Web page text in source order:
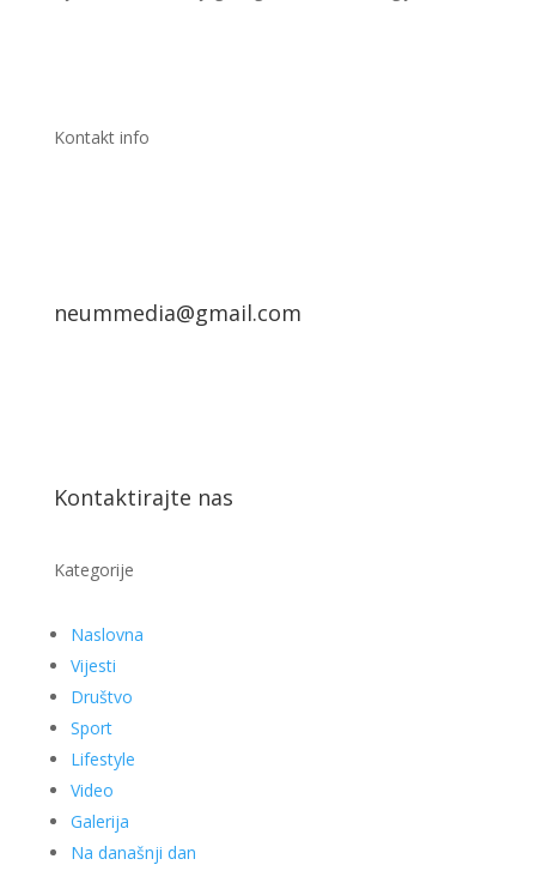
Kontakt info
neummedia@gmail.com
Kontaktirajte nas
Kategorije
Naslovna
Vijesti
Društvo
Sport
Lifestyle
Video
Galerija
Na današnji dan